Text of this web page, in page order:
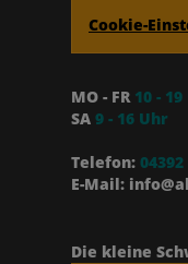
Cookie-
MO - FR 10 -
SA 9 - 16 Uhr
Telefon: 04392
E-Mail:
Die kleine